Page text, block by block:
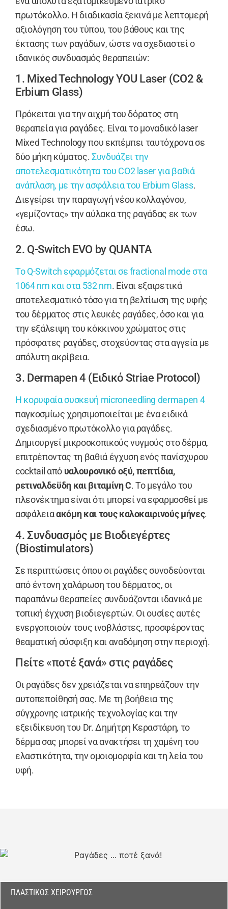
πρωτόκολλο. Η διαδικασία ξεκινά με λεπτομερή
αξιολόγηση του τύπου, του βάθους και της
έκτασης των ραγάδων, ώστε να σχεδιαστεί ο
ιδανικός συνδυασμός θεραπειών:
1. Mixed Technology YOU Laser (CO2 &
Erbium Glass)
Πρόκειται για την αιχμή του δόρατος στη
θεραπεία για ραγάδες. Είναι το μοναδικό laser
Mixed Technology που εκπέμπει ταυτόχρονα σε
δύο μήκη κύματος.Συνδυάζει την
αποτελεσματικότητα του CO2 laser για βαθιά
ανάπλαση, με την ασφάλεια του Erbium Glass.
Διεγείρει την παραγωγή νέου κολλαγόνου,
«γεμίζοντας» την αύλακα της ραγάδας εκ των
έσω.
2. Q-Switch EVO by QUANTA
Το Q-Switch εφαρμόζεται σε fractional mode στα
1064 nm και στα 532 nm. Είναι εξαιρετικά
αποτελεσματικό τόσο για τη βελτίωση της υφής
του δέρματος στις λευκές ραγάδες, όσο και για
την εξάλειψη του κόκκινου χρώματος στις
πρόσφατες ραγάδες, στοχεύοντας στα αγγεία με
απόλυτη ακρίβεια.
3. Dermapen 4 (Ειδικό Striae Protocol)
Η κορυφαία συσκευή microneedling dermapen 4
παγκοσμίως χρησιμοποιείται με ένα ειδικά
σχεδιασμένο πρωτόκολλο για ραγάδες.
Δημιουργεί μικροσκοπικούς νυγμούς στο δέρμα,
επιτρέποντας τη βαθιά έγχυση ενός πανίσχυρου
cocktail από υαλουρονικό οξύ, πεπτίδια,
ρετιναλδεϋδη και βιταμίνη C. Το μεγάλο του
πλεονέκτημα είναι ότι μπορεί να εφαρμοσθεί με
ασφάλειαακόμη και τους καλοκαιρινούς μήνες.
4. Συνδυασμός με Βιοδιεγέρτες
(Biostimulators)
Σε περιπτώσεις όπου οι ραγάδες συνοδεύονται
από έντονη χαλάρωση του δέρματος, οι
παραπάνω θεραπείες συνδυάζονται ιδανικά με
τοπική έγχυση βιοδιεγερτών. Οι ουσίες αυτές
ενεργοποιούν τους ινοβλάστες, προσφέροντας
θεαματική σύσφιξη και αναδόμηση στην περιοχή.
Πείτε «ποτέ ξανά» στις ραγάδες
Οι ραγάδες δεν χρειάζεται να επηρεάζουν την
αυτοπεποίθησή σας. Με τη βοήθεια της
σύγχρονης ιατρικής τεχνολογίας και την
εξειδίκευση του Dr. Δημήτρη Κεραστάρη, το
δέρμα σας μπορεί να ανακτήσει τη χαμένη του
ελαστικότητα, την ομοιομορφία και τη λεία του
υφή.
ΠΛΑΣΤΙΚΌΣ ΧΕΙΡΟΥΡΓΌΣ